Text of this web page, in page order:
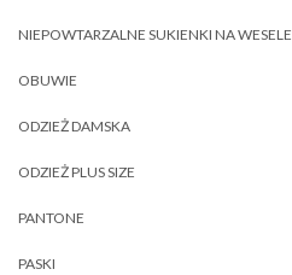
NIEPOWTARZALNE SUKIENKI NA WESELE
OBUWIE
ODZIEŻ DAMSKA
ODZIEŻ PLUS SIZE
PANTONE
PASKI